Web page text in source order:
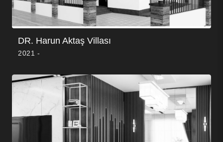
DR. Harun Aktaş Villası
2021 -